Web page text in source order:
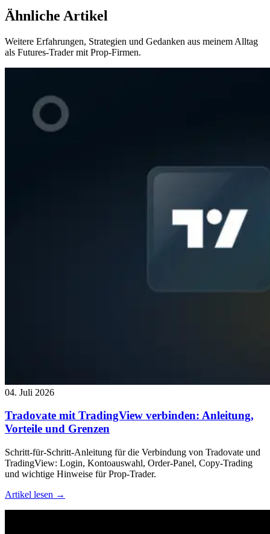
Ähnliche Artikel
Weitere Erfahrungen, Strategien und Gedanken aus meinem Alltag
als Futures-Trader mit Prop-Firmen.
04. Juli 2026
Tradovate mit TradingView verbinden: Anleitung,
Vorteile und Grenzen
Schritt-für-Schritt-Anleitung für die Verbindung von Tradovate und
TradingView: Login, Kontoauswahl, Order-Panel, Copy-Trading
und wichtige Hinweise für Prop-Trader.
Artikel lesen →